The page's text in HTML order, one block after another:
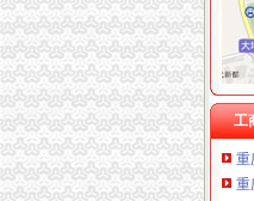
工
重
重
重
重
百